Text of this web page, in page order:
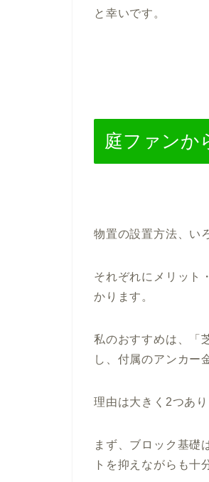
と幸いです。
庭ファンか
物置の設置方法、い
それぞれにメリット
かります。
私のおすすめは、「
し、付属のアンカー
理由は大きく2つあり
まず、ブロック基礎
トを抑えながらも十